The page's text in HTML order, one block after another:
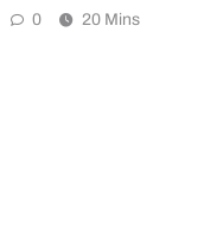
0 20 Mins